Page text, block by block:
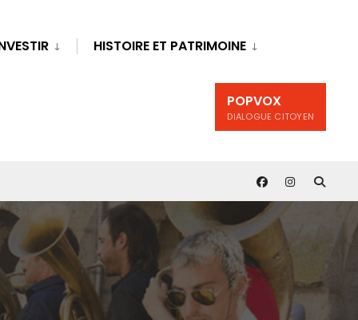
HISTOIRE ET PATRIMOINE
POPVOX
DIALOGUE CITOYEN